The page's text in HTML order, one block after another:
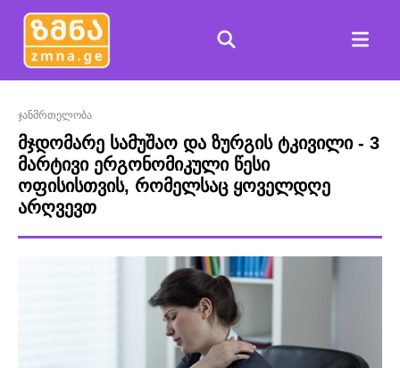
ჯანმრთელობა
მჯდომარე სამუშაო და ზურგის ტკივილი - 3
მარტივი ერგონომიკული წესი
ოფისისთვის, რომელსაც ყოველდღე
არღვევთ